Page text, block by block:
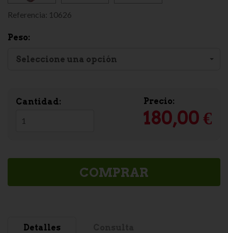
Referencia: 10626
Peso:
Seleccione una opción
Cantidad: Precio:
180,00 €
COMPRAR
Detalles